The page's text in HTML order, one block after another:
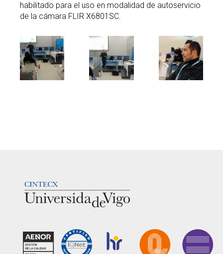
habilitado para el uso en modalidad de autoservicio
de la cámara FLIR X6801SC.